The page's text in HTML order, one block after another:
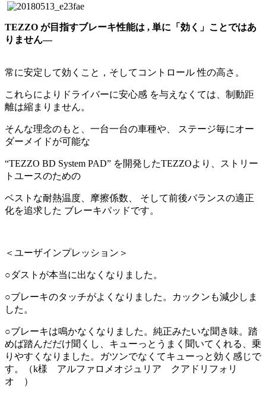
TEZZO が目指すブレーキ性能は , 単に「効く」ことではあ
りません―
常に安定して効くこと，そしてコントロール 性の高さ。
これらによりドライバーに安心感 を与えなくては、制動距
離は縮まりません。
そんな理念のもと、一台一台の車種や、 ステージ毎にオー
ダーメイドが可能な
“TEZZO BD System PAD” を開発したTEZZOより、ストリー
トユースのための
ベストな耐熱温度、摩擦係数、 そして前後バランスの適正
化を追求した ブレーキパッドです。
＜ユーザインプレッション＞
○ダストが本当に出なくなりました。
○ブレーキのタッチがよくなりました。カックンも減少しま
した。
○ブレーキは鳴かなくなりました。純正みたいな聞き味。踏
めば踏んだだけ聞くし、キューっとうまく聞いてくれる、乗
りやすくなりました。ガツンでなくてキューっと効く感じで
す。（k様 アルファロメオジュリア クアドリフォリ
オ ）